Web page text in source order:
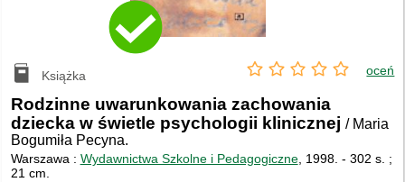
Książka oceń
Rodzinne uwarunkowania zachowania
dziecka w świetle psychologii klinicznej / Maria
Bogumiła Pecyna.
Warszawa : Wydawnictwa Szkolne i Pedagogiczne, 1998. - 302 s. ;
21 cm.